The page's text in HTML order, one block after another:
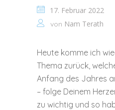
17. Februar 2022
von Nam Terath
Heute komme ich
Thema zurück,
Anfang des Jahres
– folge Deinem
zu wichtig und so